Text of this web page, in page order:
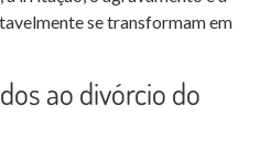
se transformam em
ao divórcio do